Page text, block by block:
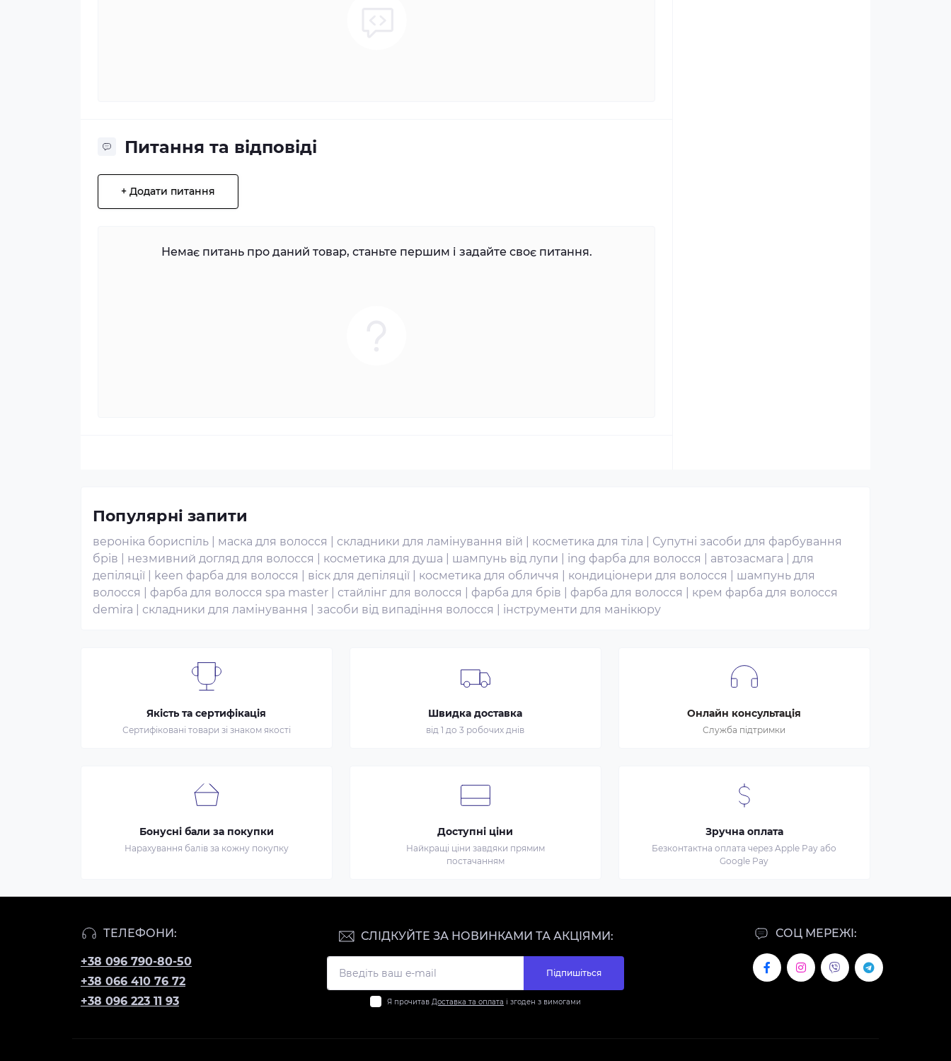
Питання та відповіді
+ Додати питання
Немає питань про даний товар, станьте першим і задайте своє питання.
Популярні запити
вероніка бориспіль маска для волосся складники для ламінування вій косметика для тіла
Супутні засоби для фарбування
брів
незмивний догляд для волосся косметика для душа шампунь від лупи ing фарба для волосся автозасмага
для
депіляції
keen фарба для волосся віск для депіляції косметика для обличчя кондиціонери для волосся
шампунь для
волосся
фарба для волосся spa master стайлінг для волосся фарба для брів фарба для волосся
крем фарба для волосся
demira
складники для ламінування засоби від випадіння волосся інструменти для манікюру
Якість та сертифікація
Сертифіковані товари зі знаком якості
Швидка доставка
від 1 до 3 робочих днів
Онлайн консультація
Служба підтримки
Бонусні бали за покупки
Нарахування балів за кожну покупку
Доступні ціни
Найкращі ціни завдяки прямим
постачанням
Зручна оплата
Безконтактна оплата через Apple Pay або
Google Pay
ТЕЛЕФОНИ:
+38 096 790-80-50
+38 066 410 76 72
+38 096 223 11 93
СОЦ МЕРЕЖІ:
СЛІДКУЙТЕ ЗА НОВИНКАМИ ТА АКЦІЯМИ:
Підпишіться
Я прочитав Доставка та оплата і згоден з вимогами